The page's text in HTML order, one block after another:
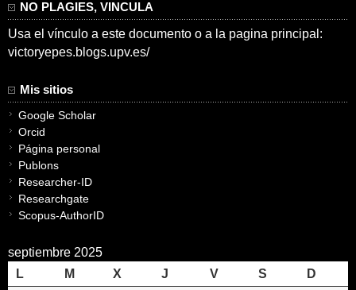
NO PLAGIES, VINCULA
Usa el vínculo a este documento o a la pagina principal:
victoryepes.blogs.upv.es/
Mis sitios
Google Scholar
Orcid
Página personal
Publons
Researcher-ID
Researchgate
Scopus-AuthorID
septiembre 2025
L
M X J V S
D